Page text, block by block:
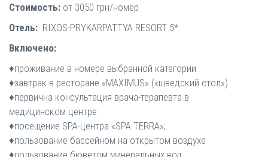
Стоимость: от 3050 грн/номер
Отель: RIXOS-PRYKARPATTYA RESORT 5*
Включено:
♦проживание в номере выбранной категории
♦завтрак в ресторане «MAXIMUS» («шведский стол»)
♦первична консультация врача-терапевта в
медицинском центре
♦посещение SPA-центра «SPA TERRA»;
♦пользование бассейном на открытом воздухе
♦пользование бюветом минеральных вод